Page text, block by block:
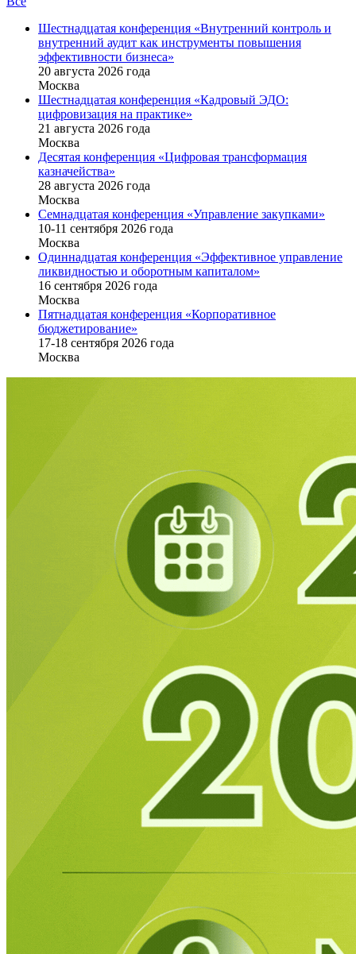
Шестнадцатая конференция «Внутренний контроль и
внутренний аудит как инструменты повышения
эффективности бизнеса»
20 августа 2026 года
Москва
Шестнадцатая конференция «Кадровый ЭДО:
цифровизация на практике»
21 августа 2026 года
Москва
Десятая конференция «Цифровая трансформация
казначейства»
28 августа 2026 года
Москва
Семнадцатая конференция «Управление закупками»
10-11 сентября 2026 года
Москва
Одиннадцатая конференция «Эффективное управление
ликвидностью и оборотным капиталом»
16 cентября 2026 года
Москва
Пятнадцатая конференция «Корпоративное
бюджетирование»
17-18 сентября 2026 года
Москва